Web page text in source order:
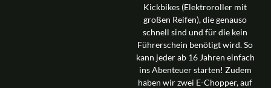
Kickbikes (Elektroroller mit
großen Reifen), die genauso
schnell sind und für die kein
Führerschein benötigt wird. So
kann jeder ab 16 Jahren einfach
ins Abenteuer starten! Zudem
haben wir zwei E-Chopper, auf